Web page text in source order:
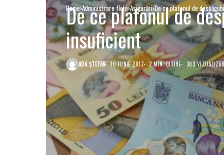
Home Administrare flote Asigurări De ce plafonul de
De ce plafonul de
insuficient
ADA ȘTEFAN 10 IUNIE 2017 2 MIN. CITIRE 383